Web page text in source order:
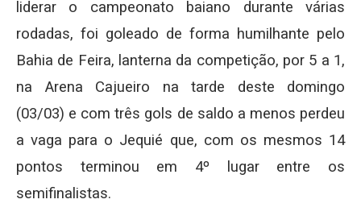
liderar o campeonato baiano durante várias
rodadas, foi goleado de forma humilhante pelo
Bahia de Feira, lanterna da competição, por 5 a 1,
na Arena Cajueiro na tarde deste domingo
(03/03) e com três gols de saldo a menos perdeu
a vaga para o Jequié que, com os mesmos 14
pontos terminou em 4º lugar entre os
semifinalistas.